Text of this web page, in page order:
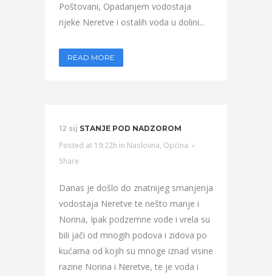
Poštovani, Opadanjem vodostaja
rijeke Neretve i ostalih voda u dolini...
READ MORE
12 sij STANJE POD NADZOROM
Posted at 19:22h in Naslovna, Općina
Share
Danas je došlo do znatnijeg smanjenja
vodostaja Neretve te nešto manje i
Norina, Ipak podzemne vode i vrela su
bili jači od mnogih podova i zidova po
kućama od kojih su mnoge iznad visine
razine Norina i Neretve, te je voda i